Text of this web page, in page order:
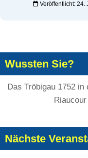
Veröffentlicht: 24.
Wussten Sie?
Das Tröbigau 1752
Nächste